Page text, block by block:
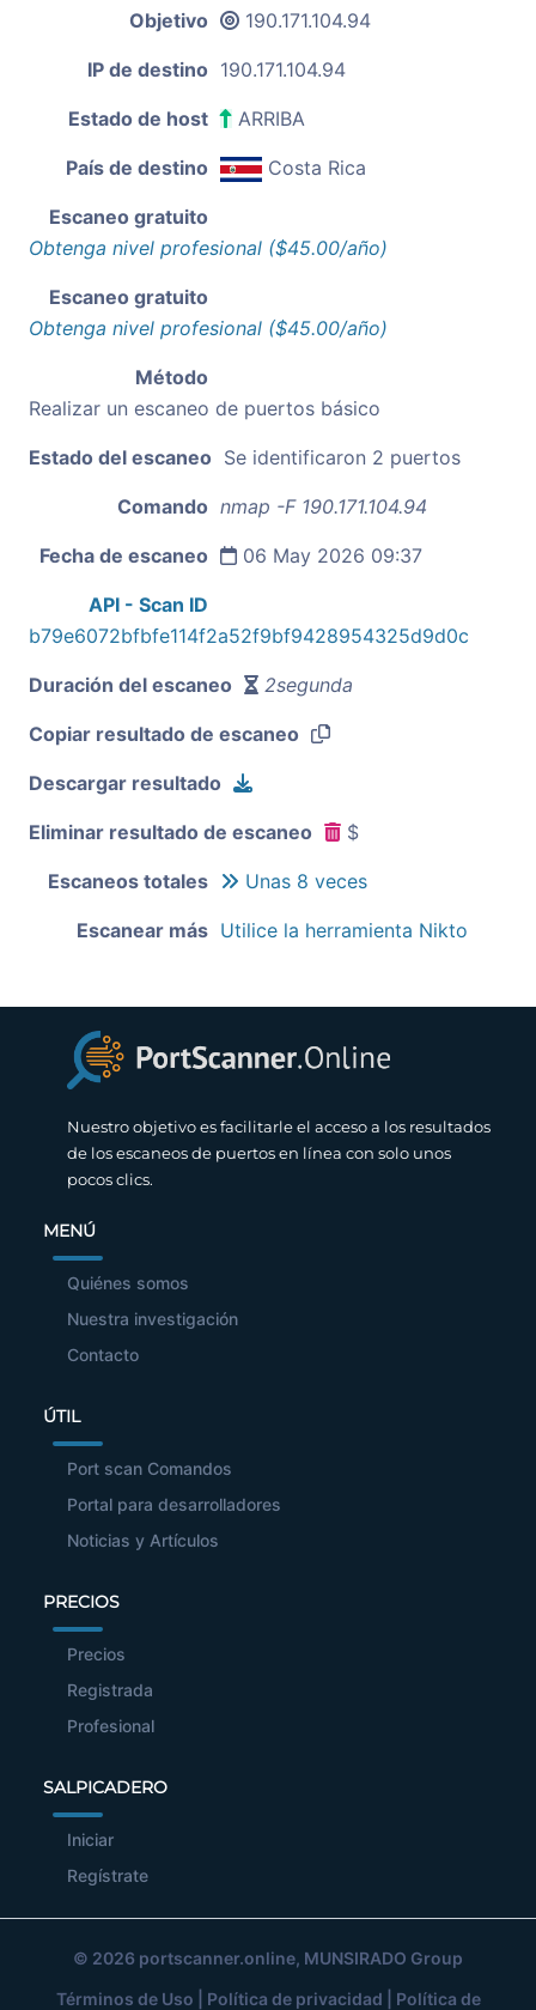
Objetivo 190.171.104.94
IP de destino 190.171.104.94
Estado de host ARRIBA
País de destino Costa Rica
Escaneo gratuito
Obtenga nivel profesional ($45.00/año)
Escaneo gratuito
Obtenga nivel profesional ($45.00/año)
Método
Realizar un escaneo de puertos básico
Estado del escaneo Se identificaron 2 puertos
Comando nmap -F 190.171.104.94
Fecha de escaneo 06 May 2026 09:37
API - Scan ID
b79e6072bfbfe114f2a52f9bf9428954325d9d0c
Duración del escaneo 2segunda
Copiar resultado de escaneo
Descargar resultado
Eliminar resultado de escaneo $
Escaneos totales Unas 8 veces
Escanear más Utilice la herramienta Nikto
Nuestro objetivo es facilitarle el acceso a los resultados
de los escaneos de puertos en línea con solo unos
pocos clics.
MENÚ
Quiénes somos
Nuestra investigación
Contacto
ÚTIL
Port scan Comandos
Portal para desarrolladores
Noticias y Artículos
PRECIOS
Precios
Registrada
Profesional
SALPICADERO
Iniciar
Regístrate
© 2026 portscanner.online, MUNSIRADO Group
Términos de Uso
Política de privacidad Política de